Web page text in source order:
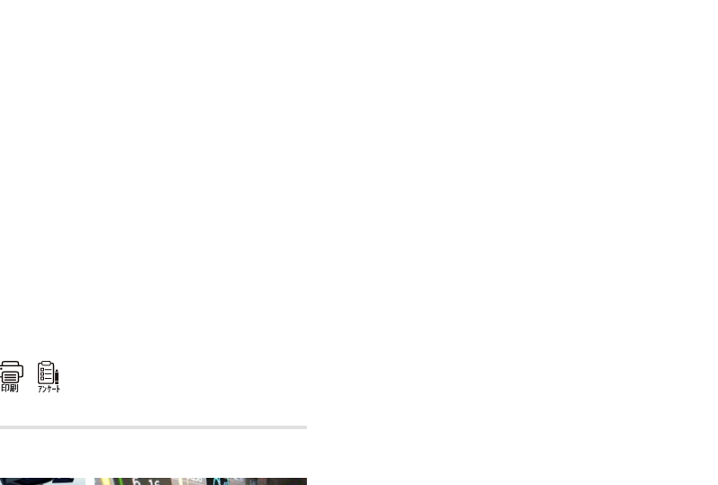
印刷 ｱﾝｹｰﾄ